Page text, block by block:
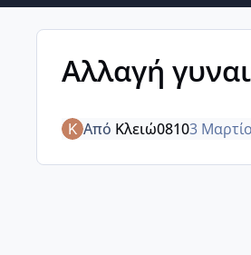
Αλλαγή
Από Κλειώ08103